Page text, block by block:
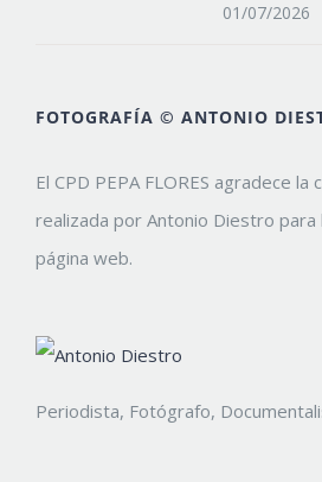
01/07/2026
FOTOGRAFÍA © ANTONIO
El CPD PEPA FLORES agradece
realizada por Antonio Diestro para
página web.
Periodista, Fotógrafo,